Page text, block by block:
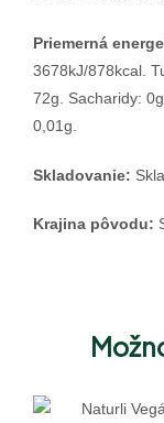
Priemerná
3678kJ/878kcal.
72g. Sacharidy:
0,01g.
Skladovanie:
Krajina pôvodu: